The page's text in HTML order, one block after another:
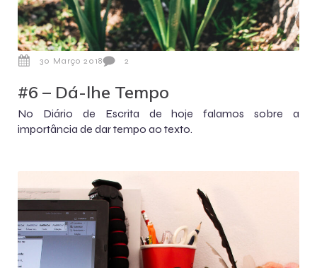
30 Março 2018 2
#6 – Dá-lhe Tempo
No Diário de Escrita de hoje falamos sobre a
importância de dar tempo ao texto.